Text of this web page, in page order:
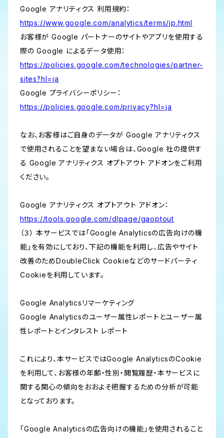
Google アナリティクス 利用規約：
https://www.google.com/analytics/terms/jp.html
お客様が Google パートナーのサイトやアプリを使用する
際の Google によるデータ使用：
https://policies.google.com/technologies/partner-
sites?hl=ja
Google プライバシーポリシー：
https://policies.google.com/privacy?hl=ja
なお、お客様はご自身のデータが Google アナリティクス
で使用されることを望まない場合は、Google 社の提供す
る Google アナリティクス オプトアウト アドオンをご利用
ください。
Google アナリティクス オプトアウト アドオン：
https://tools.google.com/dlpage/gaoptout
（３） 本サービスでは「Google Analyticsの広告向けの機
能」を有効にしており、下記の機能を利用し、広告やサイト
改善のためDoubleClick Cookieなどのサードパーティ
Cookieを利用しています。
Google Analyticsリマーケティング
Google Analyticsのユーザー属性レポートとユーザー属
性レポートとインタレスト レポート
これにより、本サービスではGoogle AnalyticsのCookie
を利用して、お客様の年齢・性別・閲覧履歴・本サービスに
関する関心の傾向をおおよそ把握するための分析が可能
となっております。
「Google Analyticsの広告向けの機能」を使用されること